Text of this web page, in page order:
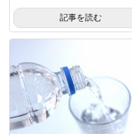
記事を読む